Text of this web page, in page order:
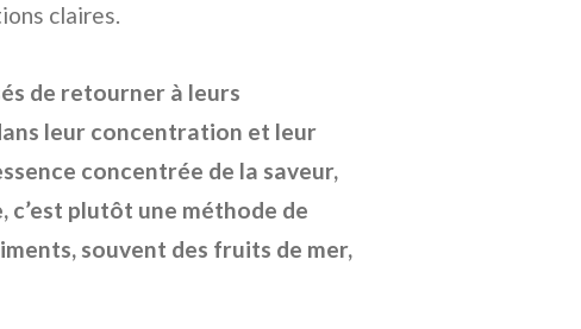
claires.
de retourner à leurs
leur concentration et leur
concentrée de la saveur,
c’est plutôt une méthode de
souvent des fruits de mer,